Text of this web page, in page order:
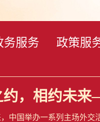
务服务 政策服
约，相约未
中国举办一系列主场外交